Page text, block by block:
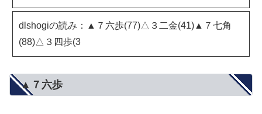
dlshogiの読み：▲７六歩(77)△３二金(41)▲７七角
(88)△３四歩(3
▲７六歩